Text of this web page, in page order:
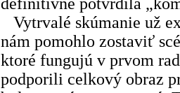
Vytrvalé skúmanie už
nám pomohlo zostaviť
ktoré fungujú v prvom
podporili celkový obraz